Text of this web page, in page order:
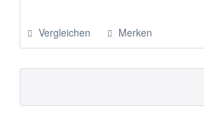
Vergleichen Merken